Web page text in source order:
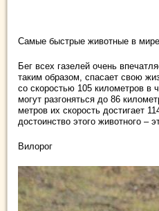
Самые быстрые животные в
Бег всех газелей очень
таким образом, спасает свою
со скоростью 105 километров в
могут разгоняться до 86
метров их скорость достигает
достоинство этого животного –
Вилорог